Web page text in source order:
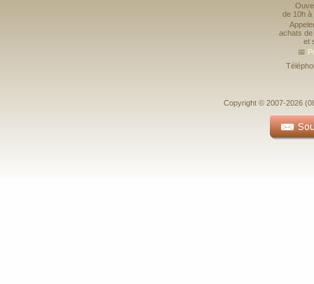
de 10h à
achats de
et
📅
Copyright © 2007-2026